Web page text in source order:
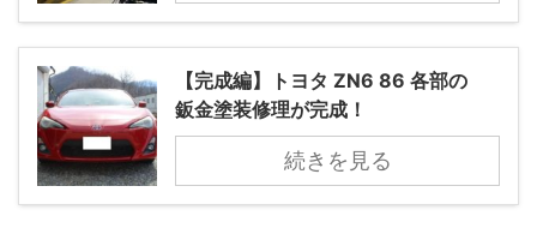
【完成編】トヨタ ZN6 86 各部の
鈑金塗装修理が完成！
続きを見る